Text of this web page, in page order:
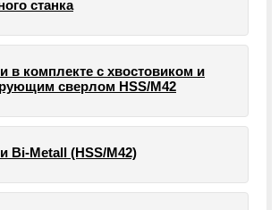
станка
в комплекте с хвостовиком и
сверлом HSS/М42
Bi-Metall (HSS/М42)